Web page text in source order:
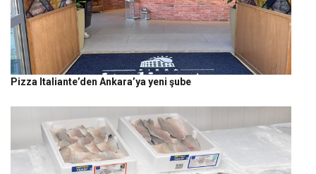
Pizza Italiante’den Ankara’ya yeni şube